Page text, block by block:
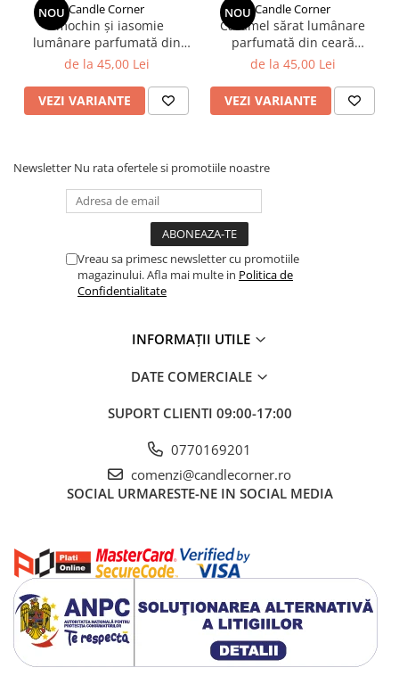
NOU Candle Corner
Smochin și iasomie
lumânare parfumată din
ceară naturală de soia în
de la 45,00 Lei
VEZI VARIANTE
NOU Candle Corner
Caramel sărat lumânare
parfumată din ceară
naturală de soia în sticlă
de la 45,00 Lei
VEZI VARIANTE
Newsletter Nu rata ofertele si promotiile noastre
Vreau sa primesc newsletter cu promotiile
magazinului. Afla mai multe in Politica de
Confidentialitate
INFORMAȚII UTILE
DATE COMERCIALE
SUPORT CLIENTI 09:00-17:00
0770169201
comenzi@candlecorner.ro
SOCIAL URMARESTE-NE IN SOCIAL MEDIA